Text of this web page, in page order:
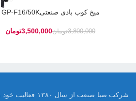
میخ کوب بادی صنعتیGP-F16/50K
3,800,000تومان3,500,000تومان
شرکت صبا صنعت از